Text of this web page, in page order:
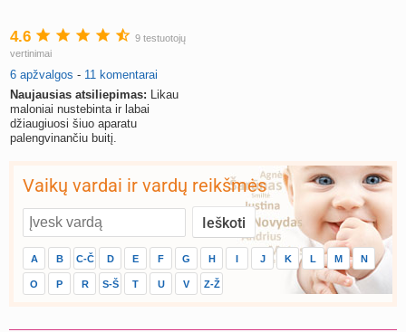
4.6
9 testuotojų
vertinimai
6 apžvalgos - 11 komentarai
Naujausias atsiliepimas: Likau
maloniai nustebinta ir labai
džiaugiuosi šiuo aparatu
palengvinančiu buitį.
Vaikų vardai ir vardų reikšmės
A B C-Č D E F G H J K L M N
O P R S-Š T U V Z-Ž